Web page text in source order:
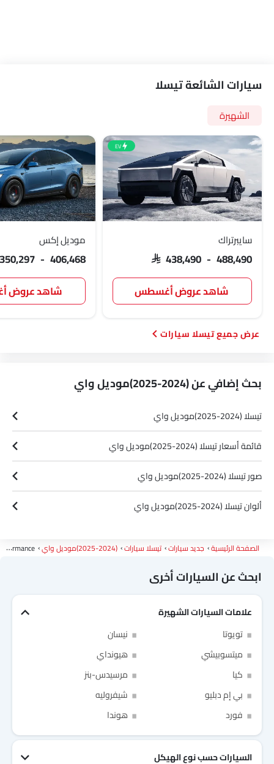
سيارات الشائعة تيسلا
الشهيرة
EV
سايبرتراك
SAR 438,490 - 488,490
شاهد عروض أغسطس
موديل إكس
350,297 - 406,468
شاهد عروض
تيسلا سيارات
بحث إضافي عن (2024-2025)موديل واي
تيسلا (2024-2025)موديل واي
قائمة أسعار تيسلا (2024-2025)موديل واي
صور تيسلا (2024-2025)موديل واي
ألوان تيسلا (2024-2025)موديل واي
الصفحة الرئيسية جديد سيارات تيسلا سيارات (2024-2025)موديل واي Performance
ابحث عن السيارات أخرى
علامات السيارات الشهيرة
تويوتا
نيسان
ميتسوبيشي
هيونداي
كيا
مرسيدس-بنز
بي إم دبليو
شيفروليه
فورد
هوندا
السيارات حسب نوع الهيكل
I have read and agree to theشروط الاستخدامand سياسة
Link Your Google Account